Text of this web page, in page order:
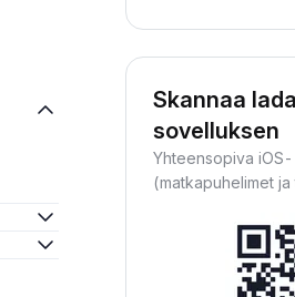
Skannaa
sovelluksen
Yhteensopiva
(matkapuhelimet